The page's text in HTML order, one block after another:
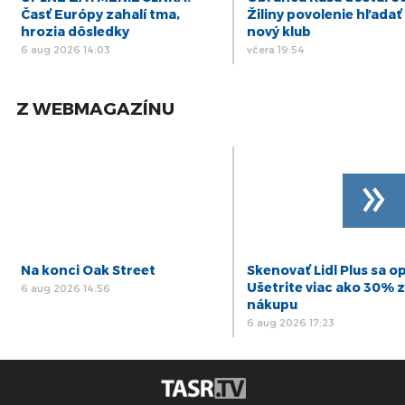
Časť Európy zahalí tma,
hrozia dôsledky
6 aug 2026 14:03
Žiliny povolenie hľadať
nový klub
včera 19:54
Z WEBMAGAZÍNU
Na konci Oak Street
6 aug 2026 14:56
Skenovať Lidl Plus sa
Ušetrite viac ako 30% z
nákupu
6 aug 2026 17:23
»